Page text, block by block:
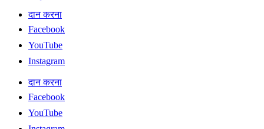
दान करना
Facebook
YouTube
Instagram
दान करना
Facebook
YouTube